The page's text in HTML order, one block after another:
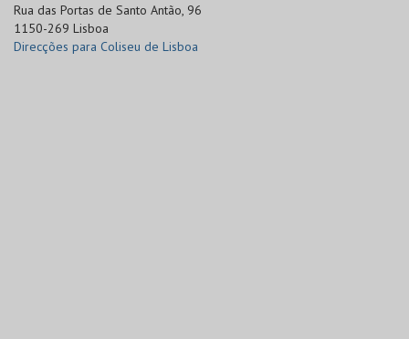
Rua das Portas de Santo Antão, 96
1150-269 Lisboa
Direcções para Coliseu de Lisboa